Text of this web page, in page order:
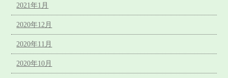
2021年1月
2020年12月
2020年11月
2020年10月